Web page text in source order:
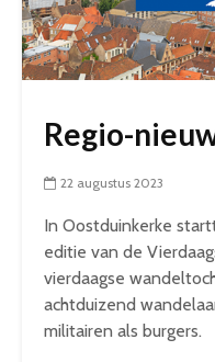
Regio-
22 augustus 2023
In Oostduinkerke
editie van de
vierdaagse
achtduizend
militairen als burgers.